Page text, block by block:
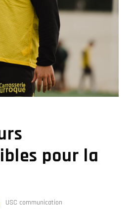
pour la
USC communication